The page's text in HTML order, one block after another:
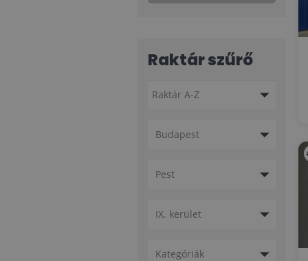
Raktár szűrő
Budapest
Pest
IX. kerület
Kategóriák